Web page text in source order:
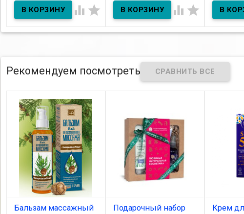
Соль "Будьте здоровы"
  В наличии
Нет Net Биокомплекс при
 
Рекомендуем посмотреть
Бальзам массажный
Подарочный набор
Крем